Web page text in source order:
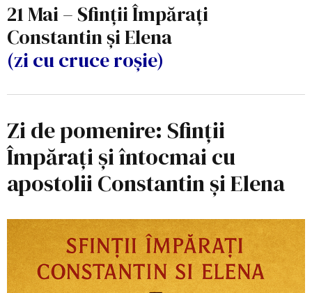
21 Mai – Sfinții Împărați
Constantin și Elena
(zi cu cruce roșie)
Zi de pomenire: Sfinții
Împărați și întocmai cu
apostolii Constantin și Elena